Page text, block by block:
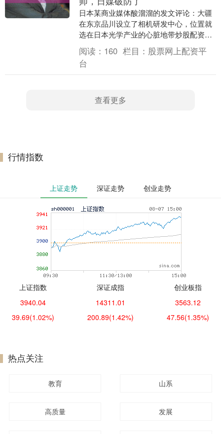
日本某商业媒体酸溜溜的发文评论：大疆
在东京品川设立了相机研发中心，位置就
选在日本光学产业的心脏地带炒股配资平
台哪，离索尼总部只有几步路。而且大疆
开出的年薪150....
阅读： 160 栏目： 股票网上配资平
台
查看更多
行情指数
上证走势 深证走势 创业走势
上证指数
3940.04
39.69(1.02%)
深证成指
14311.01
200.89(1.42%)
创业板指
3563.12
47.56(1.35%)
热点关注
教育 山系
高质量 发展